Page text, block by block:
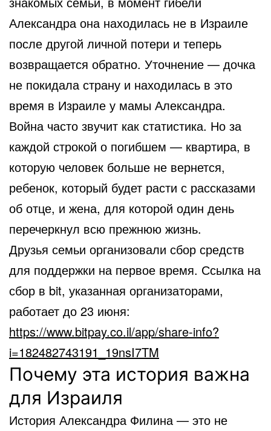
Александра она находилась не в Израиле
после другой личной потери и теперь
возвращается обратно. Уточнение — дочка
не покидала страну и находилась в это
время в Израиле у мамы Александра.
Война часто звучит как статистика. Но за
каждой строкой о погибшем — квартира, в
которую человек больше не вернется,
ребенок, который будет расти с рассказами
об отце, и жена, для которой один день
перечеркнул всю прежнюю жизнь.
Друзья семьи организовали сбор средств
для поддержки на первое время. Ссылка на
сбор в bit, указанная организаторами,
работает до 23 июня:
https://www.bitpay.co.il/app/share-info?
i=182482743191_19nsI7TM
Почему эта история важна
для Израиля
История Александра Филина — это не